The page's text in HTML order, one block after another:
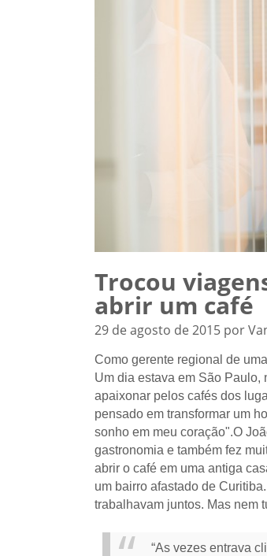
Trocou
abrir um café
29 de agosto de 2015 por
Como gerente regional de
Um dia estava em São Paulo,
apaixonar pelos cafés dos
pensado em transformar um
sonho em meu coração".O
gastronomia e também fez
abrir o café em uma antiga
um bairro afastado de
trabalhavam juntos. Mas nem
“As vezes entrava